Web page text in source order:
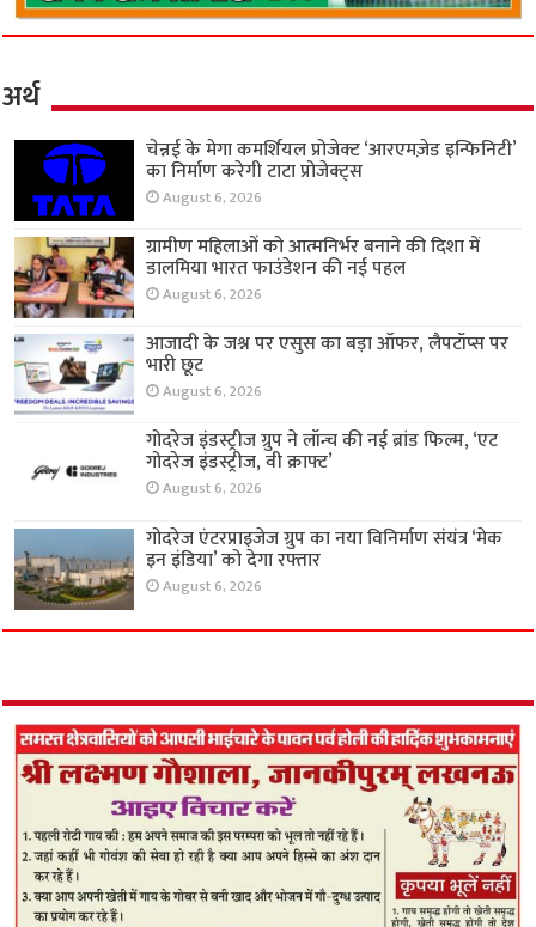
अर्थ
चेन्नई के मेगा कमर्शियल प्रोजेक्ट ‘आरएमज़ेड इन्फिनिटी’
का निर्माण करेगी टाटा प्रोजेक्ट्स
August 6, 2026
ग्रामीण महिलाओं को आत्मनिर्भर बनाने की दिशा में
डालमिया भारत फाउंडेशन की नई पहल
August 6, 2026
आजादी के जश्न पर एसुस का बड़ा ऑफर, लैपटॉप्स पर
भारी छूट
August 6, 2026
गोदरेज इंडस्ट्रीज ग्रुप ने लॉन्च की नई ब्रांड फिल्म, ‘एट
गोदरेज इंडस्ट्रीज, वी क्राफ्ट’
August 6, 2026
गोदरेज एंटरप्राइजेज ग्रुप का नया विनिर्माण संयंत्र ‘मेक
इन इंडिया’ को देगा रफ्तार
August 6, 2026